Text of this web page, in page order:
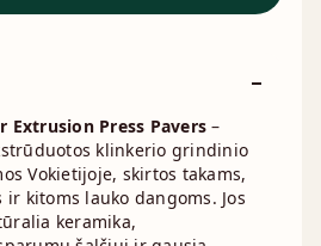
Extrusion Press Pavers –
klinkerio grindinio
Vokietijoje, skirtos takams,
kitoms lauko dangoms. Jos
keramika,